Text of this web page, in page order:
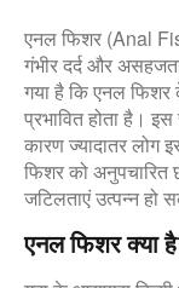
एनल फिशर (Anal
गंभीर दर्द और
गया है कि एनल
प्रभावित होता है।
कारण ज्यादातर लोग
फिशर को अनुपचारित
जटिलताएं उत्पन्न हो
एनल फिशर क्या